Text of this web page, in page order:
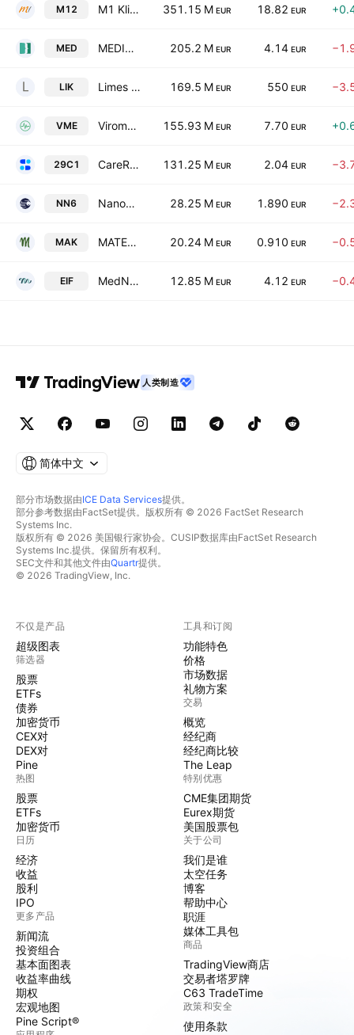
M12 M1 Kliniken AG 351.15 M EUR 18.82 EUR
MED MEDICLIN Aktiengesellschaft 205.2 M EUR 4.14 EUR
LIK Limes Schlosskliniken AG 169.5 M EUR 550 EUR
VME Viromed Medical AG 155.93 M EUR 7.70 EUR
29C1 CareRx Corporation 131.25 M EUR 2.04 EUR
NN6 NanoRepro AG 28.25 M EUR 1.890 EUR
MAK MATERNUS-Kliniken AG 20.24 M EUR 0.910 EUR
EIF MedNation AG 12.85 M EUR 4.12 EUR
人类制造
简体中文
部分市场数据由ICE Data Services提供。
部分参考数据由FactSet提供。版权所有 © 2026 FactSet Research
Systems Inc.
版权所有 © 2026 美国银行家协会。CUSIP数据库由FactSet Research
Systems Inc.提供。保留所有权利。
SEC文件和其他文件由Quartr提供。
© 2026 TradingView, Inc.
不仅是产品
超级图表
筛选器
股票
ETFs
债券
加密货币
CEX对
DEX对
Pine
热图
股票
ETFs
加密货币
日历
经济
收益
股利
IPO
更多产品
新闻流
投资组合
基本面图表
收益率曲线
期权
宏观地图
Pine Script®
工具和订阅
功能特色
价格
市场数据
礼物方案
交易
概览
经纪商
经纪商比较
The Leap
特别优惠
CME集团期货
Eurex期货
美国股票包
关于公司
我们是谁
太空任务
博客
帮助中心
职涯
媒体工具包
商品
TradingView商店
交易者塔罗牌
C63 TradeTime
政策和安全
使用条款